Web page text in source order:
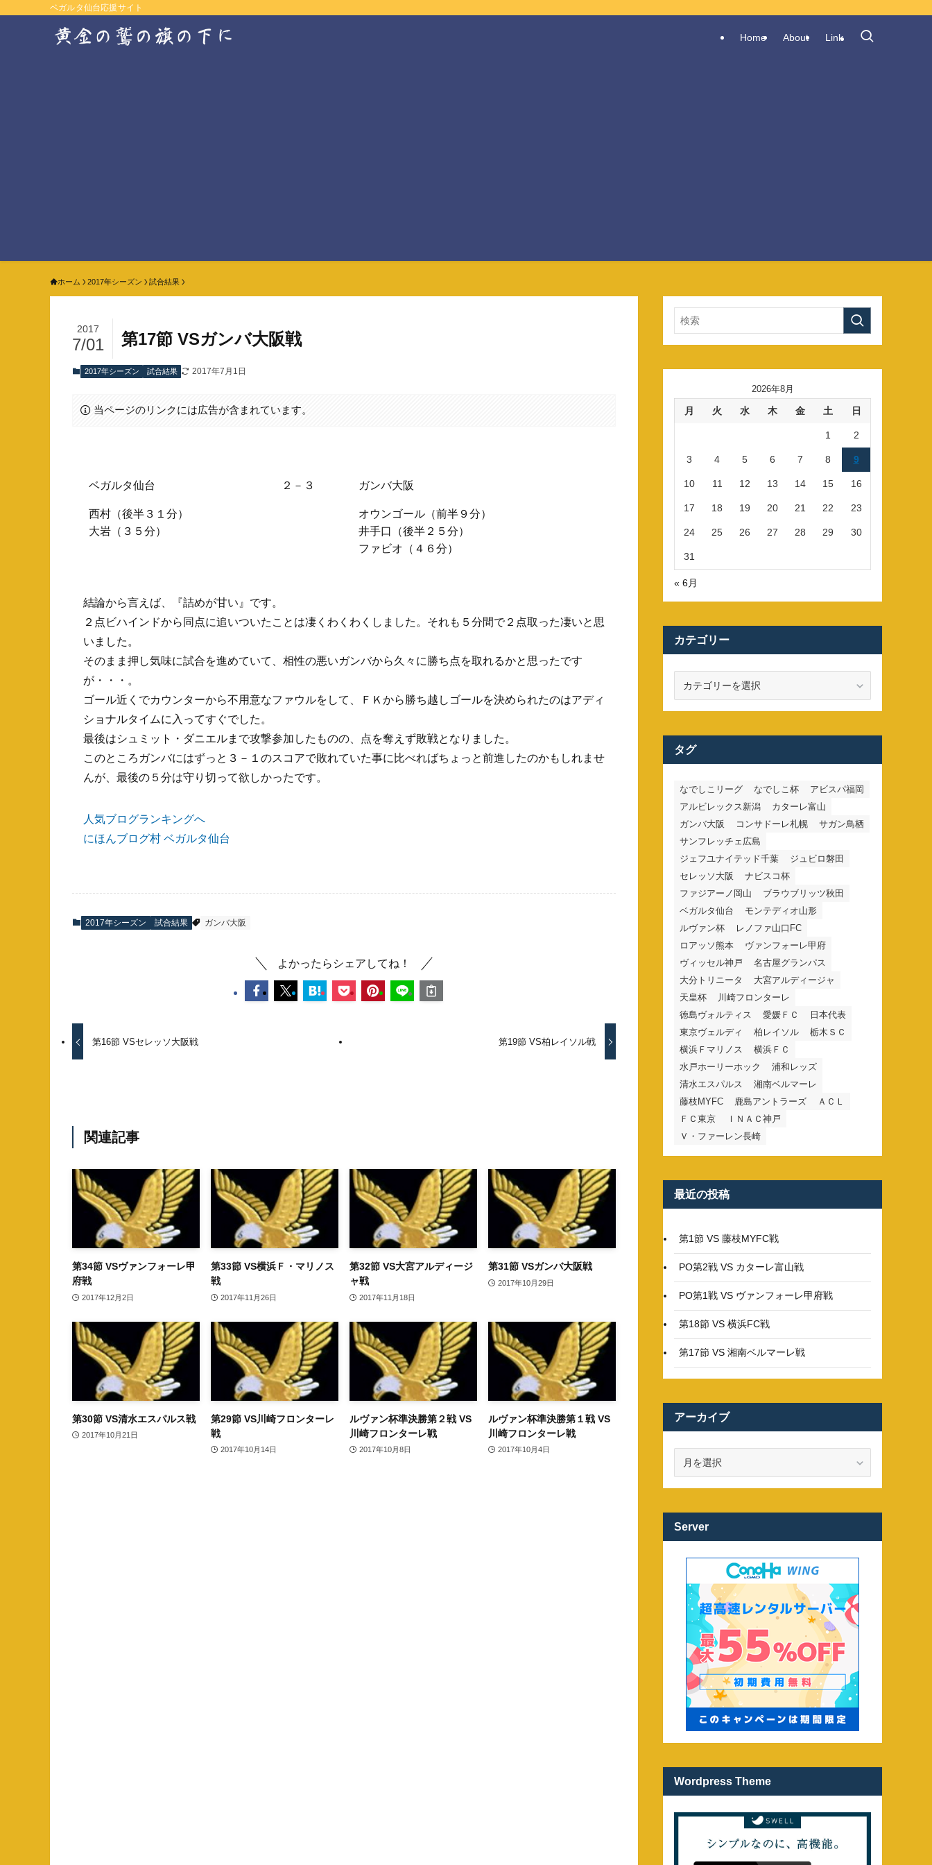
ベガルタ仙台応援サイト
Home About Link
ホーム 2017年シーズン 試合結果
第17節 VSガンバ大阪戦
2017
7/01
2017年シーズン 試合結果 2017年7月1日
当ページのリンクには広告が含まれています。
ベガルタ仙台 ２－３ ガンバ大阪
西村（後半３１分）
大岩（３５分）
オウンゴール（前半９分）
井手口（後半２５分）
ファビオ（４６分）
結論から言えば、『詰めが甘い』です。
２点ビハインドから同点に追いついたことは凄くわくわくしました。それも５分間で２点取った凄いと思
いました。
そのまま押し気味に試合を進めていて、相性の悪いガンバから久々に勝ち点を取れるかと思ったです
が・・・。
ゴール近くでカウンターから不用意なファウルをして、ＦＫから勝ち越しゴールを決められたのはアディ
ショナルタイムに入ってすぐでした。
最後はシュミット・ダニエルまで攻撃参加したものの、点を奪えず敗戦となりました。
このところガンバにはずっと３－１のスコアで敗れていた事に比べればちょっと前進したのかもしれませ
んが、最後の５分は守り切って欲しかったです。
人気ブログランキングへ
にほんブログ村 ベガルタ仙台
2017年シーズン 試合結果 ガンバ大阪
よかったらシェアしてね！
第16節 VSセレッソ大阪戦 第19節 VS柏レイソル戦
関連記事
第34節 VSヴァンフォーレ甲
府戦
2017年12月2日
第33節 VS横浜Ｆ・マリノス
戦
2017年11月26日
第32節 VS大宮アルディージ
ャ戦
2017年11月18日
第31節 VSガンバ大阪戦
2017年10月29日
第30節 VS清水エスパルス戦
2017年10月21日
第29節 VS川崎フロンターレ
戦
2017年10月14日
ルヴァン杯準決勝第２戦 VS
川崎フロンターレ戦
2017年10月8日
ルヴァン杯準決勝第１戦 VS
川崎フロンターレ戦
2017年10月4日
2026年8月
月 火 水 木 金 土 日
1 2
3 4 5 6 7 8 9
10 11 12 13 14 15 16
17 18 19 20 21 22 23
24 25 26 27 28 29 30
31
« 6月
カテゴリー
ー
タグ
なでしこリーグ なでしこ杯
アビスパ福岡
アルビレックス新潟
カターレ富山
ガンバ大阪
コンサドーレ札幌
サガン鳥栖
サンフレッチェ広島
ジェフユナイテッド千葉
ジュビロ磐田
セレッソ大阪
ナビスコ杯
ファジアーノ岡山
ブラウブリッツ秋田
ベガルタ仙台
モンテディオ山形
ルヴァン杯
レノファ山口FC
ロアッソ熊本
ヴァンフォーレ甲府
ヴィッセル神戸
名古屋グランパス
大分トリニータ
大宮アルディージャ
天皇杯
川崎フロンターレ
徳島ヴォルティス
愛媛ＦＣ
日本代表
東京ヴェルディ
柏レイソル
栃木ＳＣ
横浜Ｆマリノス
横浜ＦＣ
水戸ホーリーホック
浦和レッズ
清水エスパルス
湘南ベルマーレ
藤枝MYFC
鹿島アントラーズ
ＡＣＬ
ＦＣ東京
ＩＮＡＣ神戸
Ｖ・ファーレン長崎
最近の投稿
第1節 VS 藤枝MYFC戦
PO第2戦 VS カターレ富山戦
PO第1戦 VS ヴァンフォーレ甲府戦
第18節 VS 横浜FC戦
第17節 VS 湘南ベルマーレ戦
アーカイブ
ブ
Server
Wordpress Theme